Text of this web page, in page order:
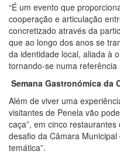
“É um evento que
cooperação e articulação
concretizado através da
que ao longo dos anos se
da identidade local, aliada à
tornando-se numa referência
Semana Gastronómica da
Além de viver uma
visitantes de Penela vão
caça”, em cinco
desafio da Câmara
temática”.